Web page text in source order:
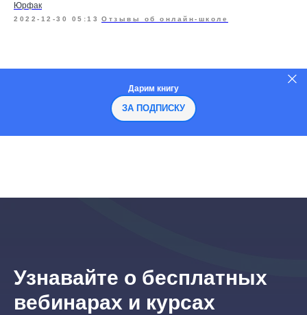
Юрфак
2022-12-30 05:13 Отзывы об онлайн-школе
Дарим книгу
ЗА ПОДПИСКУ
Узнавайте о бесплатных
вебинарах и курсах